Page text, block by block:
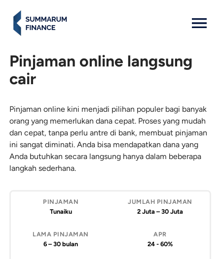
Pinjaman online langsung
cair
Pinjaman online kini menjadi pilihan populer bagi banyak
orang yang memerlukan dana cepat. Proses yang mudah
dan cepat, tanpa perlu antre di bank, membuat pinjaman
ini sangat diminati. Anda bisa mendapatkan dana yang
Anda butuhkan secara langsung hanya dalam beberapa
langkah sederhana.
Pinjaman
Jumlah
Pinjaman
Lama
Pinjaman
APR
Minimal
umur
Tunaiku 2 Juta – 30 Juta
6 – 30 bulan 24 - 60%